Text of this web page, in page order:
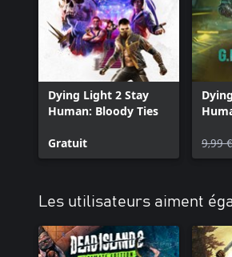
Dying Light 2 Stay
Human: Bloody Ties
Gratuit
9,99 €
Les utilisateurs aiment